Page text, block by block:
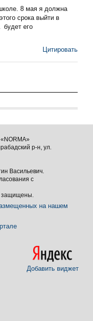
8 мая я должна
срока выйти в
будет его
Цитировать
р-н, ул.
Васильевич.
с
защищены.
на нашем
Добавить виджет